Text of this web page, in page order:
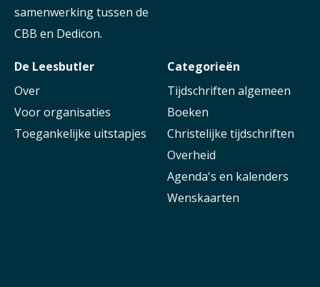
samenwerking tussen de
CBB en Dedicon.
De Leesbutler
Over
Voor organisaties
Toegankelijke uitstapjes
Categorieën
Tijdschriften algemeen
Boeken
Christelijke tijdschriften
Overheid
Agenda's en kalenders
Wenskaarten